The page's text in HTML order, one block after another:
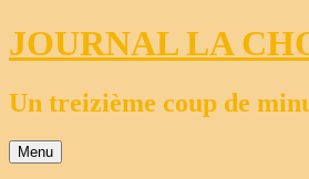
Aller
au
JOURNAL LA
Un treizième coup de
Menu